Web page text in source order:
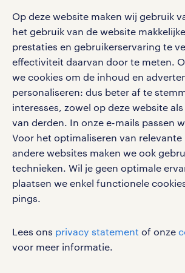
Op deze website maken wij gebruik
het gebruik van de website
prestaties en gebruikerservaring te
effectiviteit daarvan door te meten.
we cookies om de inhoud en
personaliseren: dus beter af te
interesses, zowel op deze website
van derden. In onze e-mails passen
Voor het optimaliseren van
andere websites maken we ook
technieken. Wil je geen optimale
plaatsen we enkel functionele
pings.
Lees ons privacy statement of onze
voor meer informatie.
bruto-netto calculator
klachten en misstanden
apple app store
google play store
social media
Volg ons voor de leukste content
vacatures, solliciteren en inspiratie.
gebruikersvoorwaarden